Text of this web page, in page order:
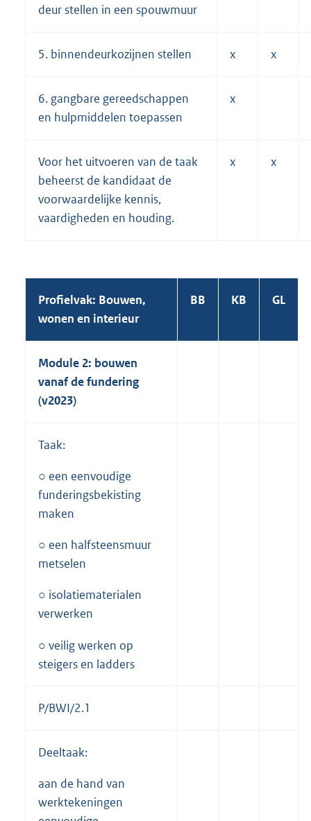
deur stellen in een spouwmuur
5. binnendeurkozijnen stellen x x
6. gangbare gereedschappen
en hulpmiddelen toepassen
x
Voor het uitvoeren van de taak
beheerst de kandidaat de
voorwaardelijke kennis,
vaardigheden en houding.
x x
Profielvak: Bouwen,
wonen en interieur
BB KB GL
Module 2: bouwen
vanaf de fundering
(v2023)
Taak:
○ een eenvoudige
funderingsbekisting
maken
○ een halfsteensmuur
metselen
○ isolatiematerialen
verwerken
○ veilig werken op
steigers en ladders
P/BWI/2.1
Deeltaak:
aan de hand van
werktekeningen